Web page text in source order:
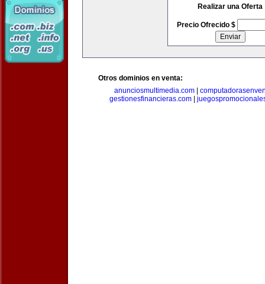
Realizar una Oferta
Precio Ofrecido $
Otros dominios en venta:
anunciosmultimedia.com
gestionesfinancieras.com